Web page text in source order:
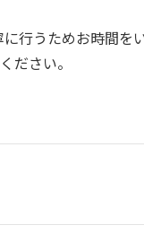
行うためお時間を
ださい。